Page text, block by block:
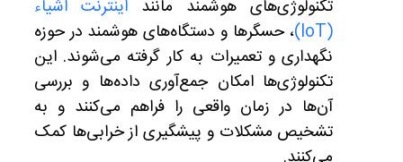
تکنولوژی‌های هوشمند ماننداینترنت اشیاء
(IoT)
، حسگرها و دستگاه‌های هوشمند در حوزه
نگهداری و تعمیرات به کار گرفته می‌شوند. این
تکنولوژی‌ها امکان جمع‌آوری داده‌ها و بررسی
آن‌ها در زمان واقعی را فراهم می‌کنند و به
تشخیص مشکلات و پیشگیری از خرابی‌ها کمک